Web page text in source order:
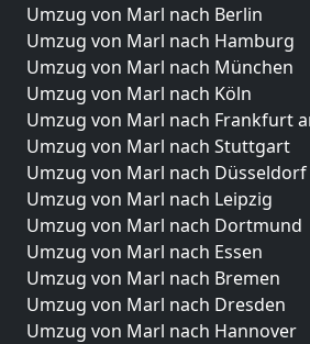
Umzug von Marl nach Berlin
Umzug von Marl nach Hamburg
Umzug von Marl nach München
Umzug von Marl nach Köln
Umzug von Marl nach Frankfurt
Umzug von Marl nach Stuttgart
Umzug von Marl nach Düsseldorf
Umzug von Marl nach Leipzig
Umzug von Marl nach Dortmund
Umzug von Marl nach Essen
Umzug von Marl nach Bremen
Umzug von Marl nach Dresden
Umzug von Marl nach Hannover